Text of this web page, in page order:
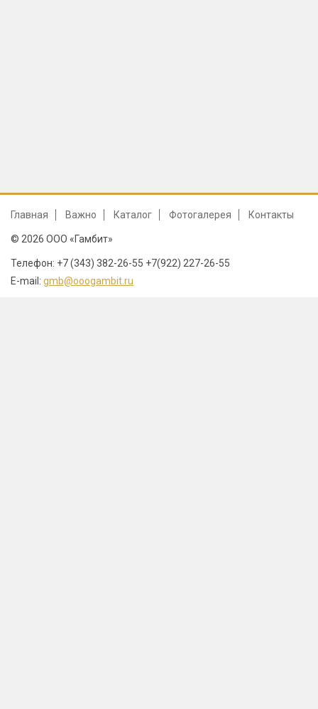
Главная Важно Каталог Фотогалерея Контакты
© 2026 ООО «Гамбит»
Телефон: +7 (343) 382-26-55 +7(922) 227-26-55
E-mail: gmb@ooogambit.ru